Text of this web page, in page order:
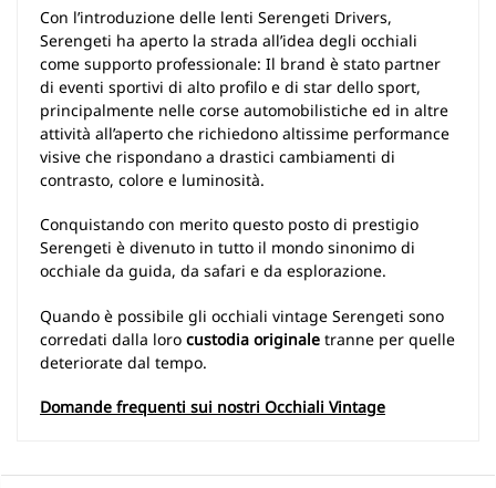
Con l’introduzione delle lenti Serengeti Drivers,
Serengeti ha aperto la strada all’idea degli occhiali
come supporto professionale: Il brand è stato partner
di eventi sportivi di alto profilo e di star dello sport,
principalmente nelle corse automobilistiche ed in altre
attività all’aperto che richiedono altissime performance
visive che rispondano a drastici cambiamenti di
contrasto, colore e luminosità.
Conquistando con merito questo posto di prestigio
Serengeti è divenuto in tutto il mondo sinonimo di
occhiale da guida, da safari e da esplorazione.
Quando è possibile gli occhiali vintage Serengeti sono
corredati dalla loro custodia originale tranne per quelle
deteriorate dal tempo.
Domande frequenti sui nostri Occhiali Vintage